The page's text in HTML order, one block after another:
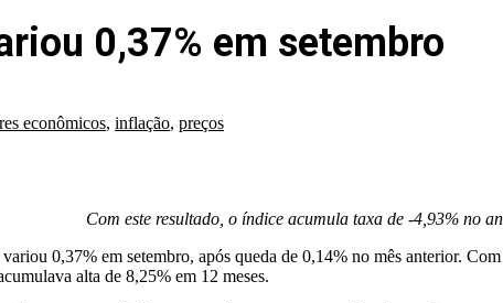
0,37% em setembro
econômicos, inflação, preços
Com este resultado, o índice acumula taxa de -4,93% no
variou 0,37% em setembro, após queda de 0,14% no mês anterior.
alta de 8,25% em 12 meses.